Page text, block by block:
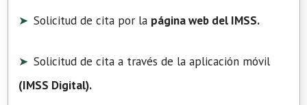
Solicitud de cita por la página web del IMSS.
Solicitud de cita a través de la aplicación móvil
(IMSS Digital).